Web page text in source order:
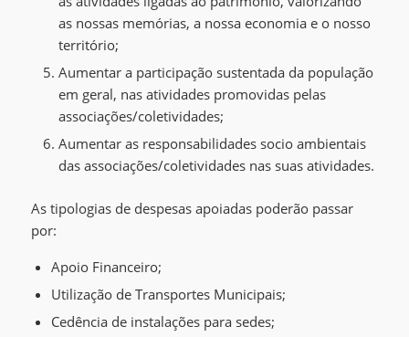
as nossas memórias, a nossa economia e o nosso
território;
Aumentar a participação sustentada da população
em geral, nas atividades promovidas pelas
associações/coletividades;
Aumentar as responsabilidades socio ambientais
das associações/coletividades nas suas atividades.
As tipologias de despesas apoiadas poderão passar
por:
Apoio Financeiro;
Utilização de Transportes Municipais;
Cedência de instalações para sedes;